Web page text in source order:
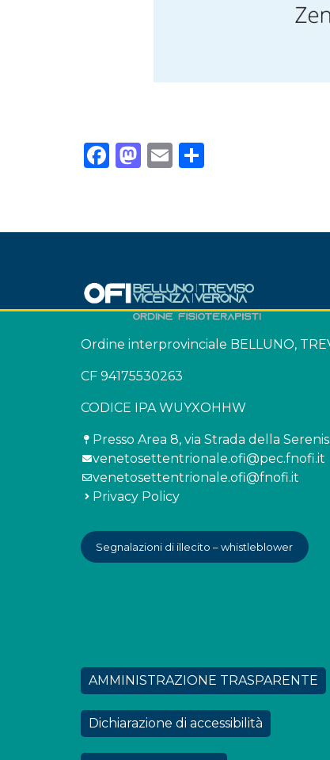
Facebook
Mastodon
Email
Ordine interprovinciale BELLUNO,
CF 94175530263
CODICE IPA WUYXOHHW
Presso Area 8, via Strada della
venetosettentrionale.ofi@pec.fnofi.it
venetosettentrionale.ofi@fnofi.it
Privacy Policy
Segnalazioni di illecito – whistleblower
AMMINISTRAZIONE TRASPARENTE
Dichiarazione di accessibilità